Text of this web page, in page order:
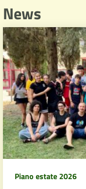
News
Piano estate 2026